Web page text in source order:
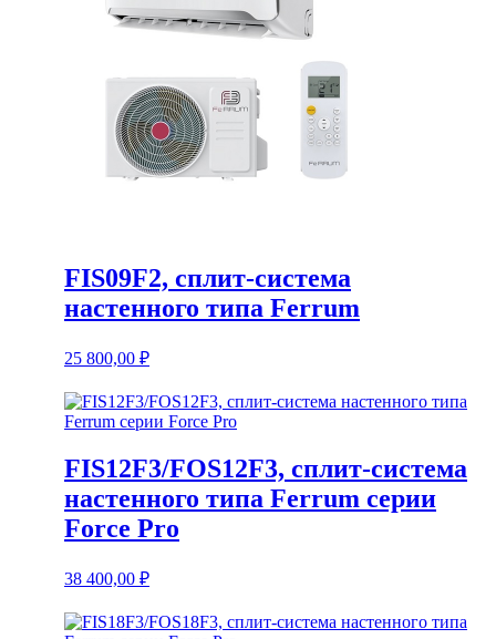
FIS09F2, сплит-система
настенного типа Ferrum
25 800,00 ₽
FIS12F3/FOS12F3, сплит-система
настенного типа Ferrum серии
Force Pro
38 400,00 ₽